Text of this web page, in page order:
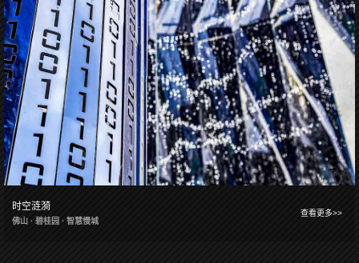
时空涟漪
佛山 · 碧桂园 · 智慧慢城
查看更多>>